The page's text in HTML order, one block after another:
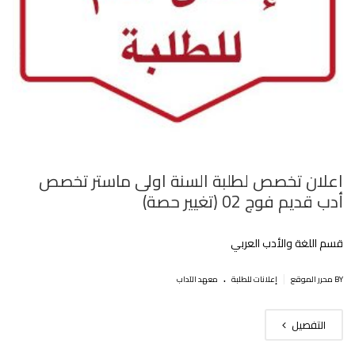
اعلان تخصص لطلبة السنة اولى ماستر تخصص
أدب قديم فوج 02 (تغيير حصة)
قسم اللغة والأدب العربي
BY محرر الموقع إعلانات للطلبة . معهد الآداب
التفصيل